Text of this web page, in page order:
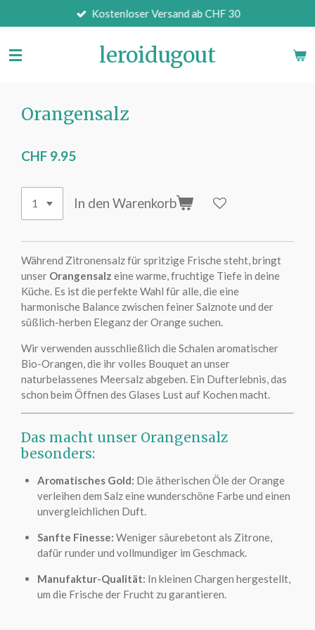
Hauptinhalt
Kostenloser Versand ab CHF 30
leroidugout
Orangensalz
CHF 9.95
In den Warenkorb
Während Zitronensalz für spritzige Frische steht, bringt
unser Orangensalz eine warme, fruchtige Tiefe in deine
Küche. Es ist die perfekte Wahl für alle, die eine
harmonische Balance zwischen feiner Salznote und der
süßlich-herben Eleganz der Orange suchen.
Wir verwenden ausschließlich die Schalen aromatischer
Bio-Orangen, die ihr volles Bouquet an unser
naturbelassenes Meersalz abgeben. Ein Dufterlebnis, das
schon beim Öffnen des Glases Lust auf Kochen macht.
Das macht unser Orangensalz
besonders:
Aromatisches Gold: Die ätherischen Öle der Orange
verleihen dem Salz eine wunderschöne Farbe und einen
unvergleichlichen Duft.
Sanfte Finesse: Weniger säurebetont als Zitrone,
dafür runder und vollmundiger im Geschmack.
Manufaktur-Qualität: In kleinen Chargen hergestellt,
um die Frische der Frucht zu garantieren.